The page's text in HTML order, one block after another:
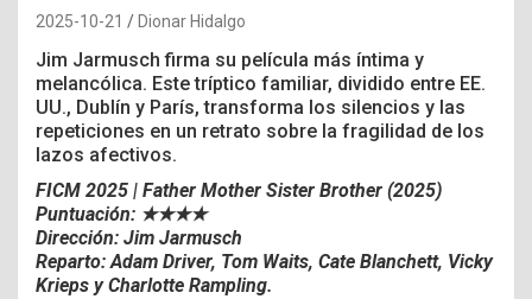
2025-10-21 Dionar Hidalgo
Jim Jarmusch firma su película más íntima y
melancólica. Este tríptico familiar, dividido entre EE.
UU., Dublín y París, transforma los silencios y las
repeticiones en un retrato sobre la fragilidad de los
lazos afectivos.
FICM 2025 | Father Mother Sister Brother (2025)
Puntuación: ★★★★
Dirección: Jim Jarmusch
Reparto: Adam Driver, Tom Waits, Cate Blanchett, Vicky
Krieps y Charlotte Rampling.